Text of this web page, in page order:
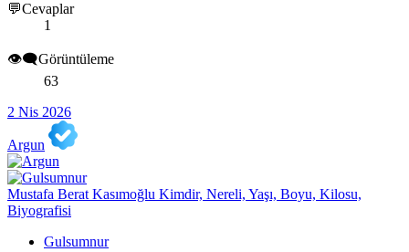
💬Cevaplar
1
👁️‍🗨️Görüntüleme
63
2 Nis 2026
Argun
Mustafa Berat Kasımoğlu Kimdir, Nereli, Yaşı, Boyu, Kilosu,
Biyografisi
Gulsumnur